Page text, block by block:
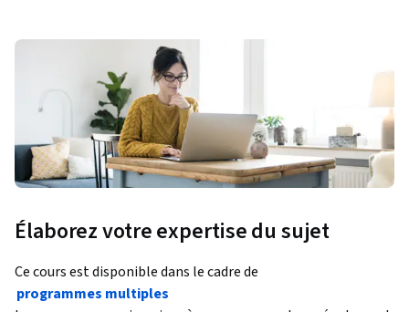
Élaborez votre expertise du sujet
Ce cours est disponible dans le cadre de
programmes multiples